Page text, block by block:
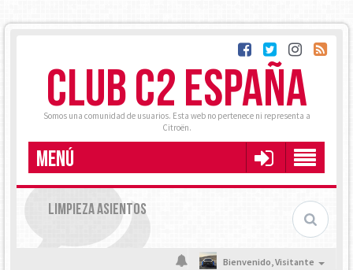
CLUB C2 ESPAÑA
Somos una comunidad de usuarios. Esta web no pertenece ni representa a
Citroën.
MENÚ
LIMPIEZA ASIENTOS
Bienvenido,Visitante